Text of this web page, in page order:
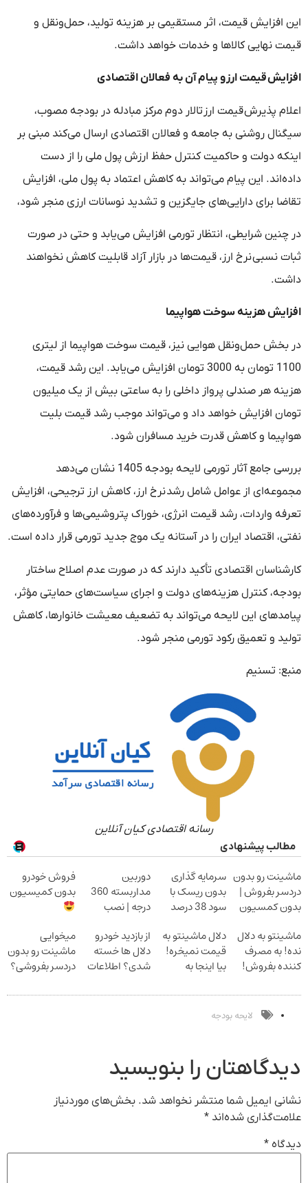
این افزایش قیمت، اثر مستقیمی بر هزینه تولید، حمل‌ونقل و
قیمت نهایی کالاها و خدمات خواهد داشت.
افزایش قیمت ارز و پیام آن به فعالان اقتصادی
اعلام پذیرش قیمت ارز تالار دوم مرکز مبادله در بودجه مصوب،
سیگنال روشنی به جامعه و فعالان اقتصادی ارسال می‌کند مبنی بر
اینکه دولت و حاکمیت کنترل حفظ ارزش پول ملی را از دست
داده‌اند. این پیام می‌تواند به کاهش اعتماد به پول ملی، افزایش
تقاضا برای دارایی‌های جایگزین و تشدید نوسانات ارزی منجر شود،
در چنین شرایطی، انتظار تورمی افزایش می‌یابد و حتی در صورت
ثبات نسبی نرخ ارز، قیمت‌ها در بازار آزاد قابلیت کاهش نخواهند
داشت.
افزایش هزینه سوخت هواپیما
در بخش حمل‌ونقل هوایی نیز، قیمت سوخت هواپیما از لیتری
1100 تومان به 3000 تومان افزایش می‌یابد. این رشد قیمت،
هزینه هر صندلی پرواز داخلی را به ساعتی بیش از یک میلیون
تومان افزایش خواهد داد و می‌تواند موجب رشد قیمت بلیت
هواپیما و کاهش قدرت خرید مسافران شود.
بررسی جامع آثار تورمی لایحه بودجه 1405 نشان می‌دهد
مجموعه‌ای از عوامل شامل رشد نرخ ارز، کاهش ارز ترجیحی، افزایش
تعرفه واردات، رشد قیمت انرژی، خوراک پتروشیمی‌ها و فرآورده‌های
نفتی، اقتصاد ایران را در آستانه یک موج جدید تورمی قرار داده است.
کارشناسان اقتصادی تأکید دارند که در صورت عدم اصلاح ساختار
بودجه، کنترل هزینه‌های دولت و اجرای سیاست‌های حمایتی مؤثر،
پیامدهای این لایحه می‌تواند به تضعیف معیشت خانوارها، کاهش
تولید و تعمیق رکود تورمی منجر شود.
منبع: تسنیم
رسانه اقتصادی کیان آنلاین
مطالب پیشنهادی
ماشینت رو بدون
دردسر بفروش |
بدون کمسیون
سرمایه گذاری
بدون ریسک با
سود 38 درصد
دوربین
مداربسته 360
درجه | نصب
فروش خودرو
بدون کمیسیون
ماشینتو به دلال
نده! به مصرف
کننده بفروش!
یک تماس
دلال ماشینتو به
قیمت نمیخره!
بیا اینجا به
بفروش*فقط
خریدار واقعی*
از بازدید خودرو
دلال ها خسته
شدی؟ اطلاعات
ثبت کن
میخوایی
ماشینت رو بدون
دردسر بفروشی؟
لایحه بودجه
دیدگاهتان را بنویسید
نشانی ایمیل شما منتشر نخواهد شد. بخش‌های موردنیاز
علامت‌گذاری شده‌اند *
دیدگاه *